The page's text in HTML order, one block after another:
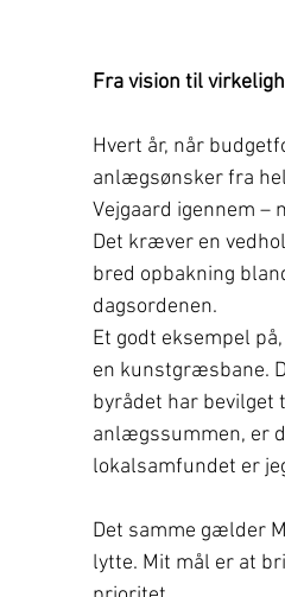
Fra vision til
Hvert år, når
anlægsønsker fra
Vejgaard igennem –
Det kræver en
bred opbakning
dagsordenen.
Et godt eksempel
en kunstgræsbane.
byrådet har
anlægssummen, er
lokalsamfundet er
Det samme gælder
lytte. Mit mål er at